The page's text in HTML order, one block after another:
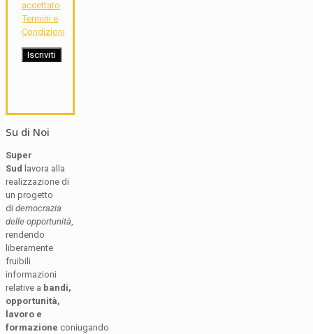
accettato
Termini e
Condizioni
Su di Noi
Super
Sud lavora alla
realizzazione di
un progetto
di democrazia
delle opportunità
rendendo
liberamente
fruibili
informazioni
relative a bandi,
opportunità,
lavoro e
formazione coniugando